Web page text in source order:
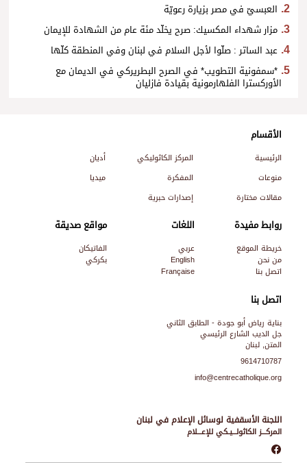
العبسيّ في مصر بزيارة رعويّة
مزار شهداء المكسيك: صرح يخلّد مئة عام من الشهادة للإيمان
عبد الساتر : صلّوا لأجل السلام في لبنان وفي المنطقة كلّها
*سمفونية التطويب* في الصرح البطريركي في الديمان مع
الأوركسترا الفلهارمونية بقيادة فازليان
اللجنة الأسقفية لوسائل الإعلام في لبنان
المركـــز الكاثولـــيـكي للإعـــلام
اتصل بنا
بناية رياض أبو جودة - الطابق الثاني
جل الديب الشارع الرئيسي
المتن, لبنان
9614710787
info@centrecatholique.org
الأقسام
الرئيسية المركز الكاثوليكي
أديان
منوعات
المفكرة
ميديا
مقالات مختارة
إصدارات حبرية
روابط مفيدة
خريطة الموقع
من نحن
اتصل بنا
اللغات
عربي
English
Française
مواقع صديقة
الفاتيكان
بكركي